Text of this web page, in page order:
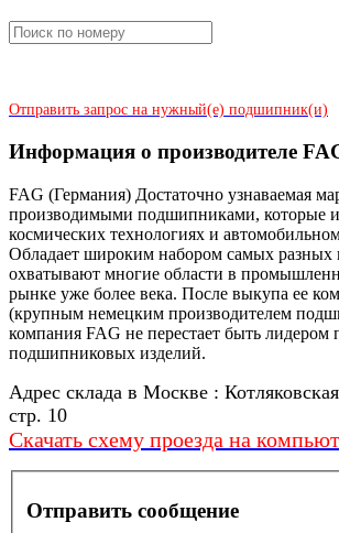
Отправить запрос на нужный(е) подшипник(и)
Информация о производителе
FAG (Германия) Достаточно узнаваемая
производимыми подшипниками, которые
космических технологиях и
Обладает широким набором самых разных
охватывают многие области в
рынке уже более века. После выкупа ее
(крупным немецким производителем
компания FAG не перестает быть лидером
подшипниковых изделий.
Адрес склада в Москве :
стр. 10
Скачать схему проезда на
Отправить сообщение